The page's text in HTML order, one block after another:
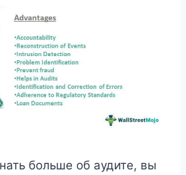
больше об аудите, вы